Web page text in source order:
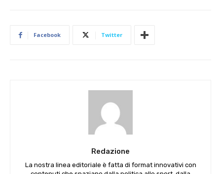
Facebook Twitter
Redazione
La nostra linea editoriale è fatta di format innovativi con